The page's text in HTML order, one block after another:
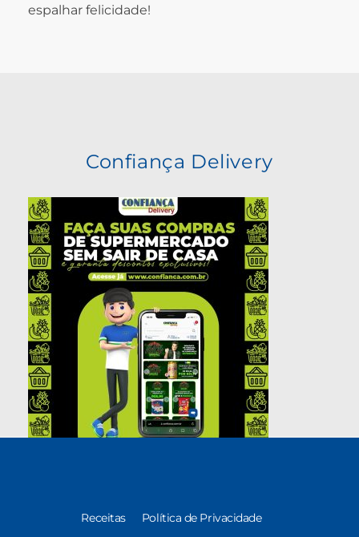
espalhar felicidade!
Confiança Delivery
Receitas Política de Privacidade